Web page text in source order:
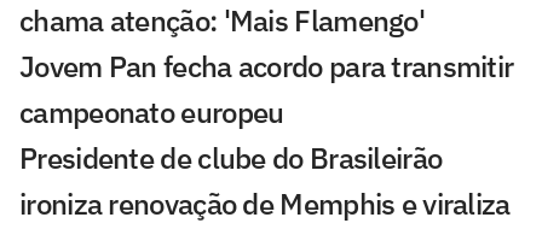
chama atenção: 'Mais Flamengo'
Jovem Pan fecha acordo para transmitir
campeonato europeu
Presidente de clube do Brasileirão
ironiza renovação de Memphis e viraliza